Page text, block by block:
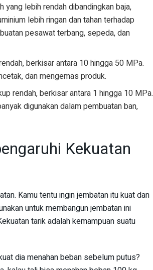
lebih rendah dibandingkan baja,
lebih ringan dan tahan terhadap
pesawat terbang, sepeda, dan
berkisar antara 10 hingga 50 MPa.
dan mengemas produk.
rendah, berkisar antara 1 hingga 10 MPa.
digunakan dalam pembuatan ban,
Kekuatan
Kamu tentu ingin jembatan itu kuat dan
untuk membangun jembatan ini
tarik adalah kemampuan suatu
dia menahan beban sebelum putus?